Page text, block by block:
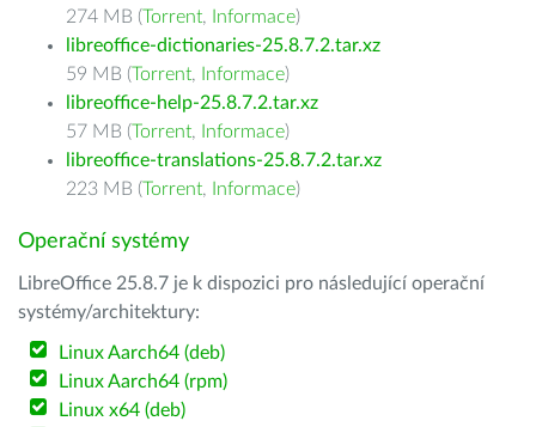
274 MB (Torrent, Informace)
libreoffice-dictionaries-25.8.7.2.tar.xz
59 MB (Torrent, Informace)
libreoffice-help-25.8.7.2.tar.xz
57 MB (Torrent, Informace)
libreoffice-translations-25.8.7.2.tar.xz
223 MB (Torrent, Informace)
Operační systémy
LibreOffice 25.8.7 je k dispozici pro následující operační
systémy/architektury:
Linux Aarch64 (deb)
Linux Aarch64 (rpm)
Linux x64 (deb)